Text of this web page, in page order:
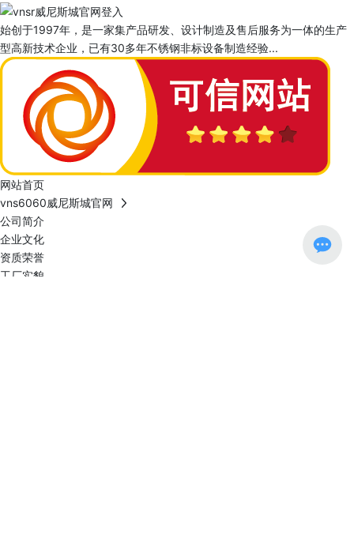
始创于1997年，是一家集产品研发、设计制造及售后服务为一体的生产
型高新技术企业，已有30多年不锈钢非标设备制造经验...
网站首页
vns6060威尼斯城官网
公司简介
企业文化
资质荣誉
工厂实貌